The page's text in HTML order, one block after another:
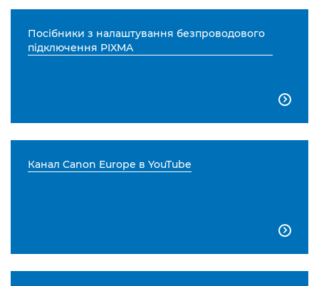
Посібники з налаштування безпроводового
підключення PIXMA

Канал Canon Europe в YouTube
